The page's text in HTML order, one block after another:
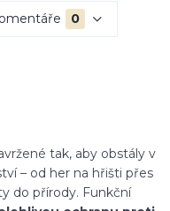
0
tak, aby obstály v
– od her na hřišti přes
do přírody. Funkční